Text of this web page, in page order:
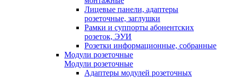
Лицевые панели, адаптеры
розеточные, заглушки
Рамки и суппорты абонентских
розеток, ЭУИ
Розетки информационные, собранные
Модули розеточные
Модули розеточные
Адаптеры модулей розеточных